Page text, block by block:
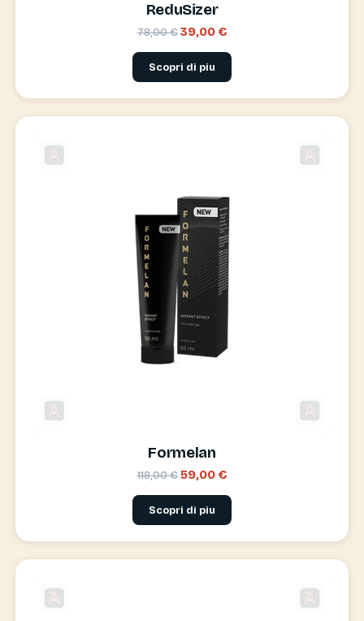
ReduSizer
78,00 €39,00 €
Scopri di piu
Formelan
118,00 €59,00 €
Scopri di piu